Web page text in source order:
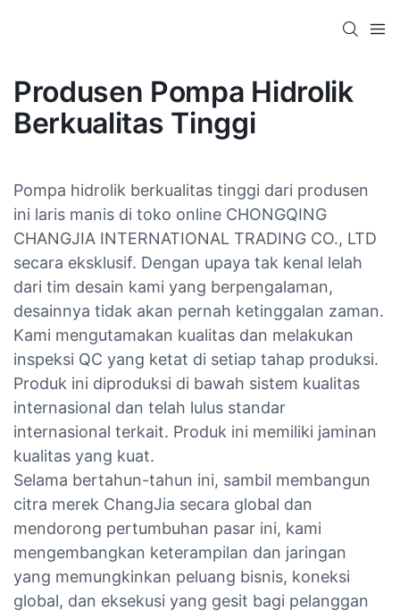
Produsen Pompa Hidrolik
Berkualitas Tinggi
Pompa hidrolik berkualitas tinggi dari produsen
ini laris manis di toko online CHONGQING
CHANGJIA INTERNATIONAL TRADING CO., LTD
secara eksklusif. Dengan upaya tak kenal lelah
dari tim desain kami yang berpengalaman,
desainnya tidak akan pernah ketinggalan zaman.
Kami mengutamakan kualitas dan melakukan
inspeksi QC yang ketat di setiap tahap produksi.
Produk ini diproduksi di bawah sistem kualitas
internasional dan telah lulus standar
internasional terkait. Produk ini memiliki jaminan
kualitas yang kuat.
Selama bertahun-tahun ini, sambil membangun
citra merek ChangJia secara global dan
mendorong pertumbuhan pasar ini, kami
mengembangkan keterampilan dan jaringan
yang memungkinkan peluang bisnis, koneksi
global, dan eksekusi yang gesit bagi pelanggan